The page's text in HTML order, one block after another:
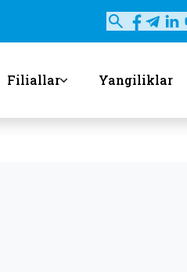
Filiallar Yangiliklar